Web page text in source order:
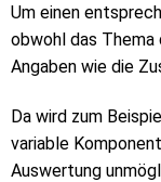
Um einen
obwohl das
Angaben wie die
Da wird zum
variable
Auswertung